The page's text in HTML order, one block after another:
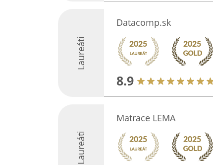
Laureáti
Datacomp.sk
8.9
Laureáti
Matrace LEMA